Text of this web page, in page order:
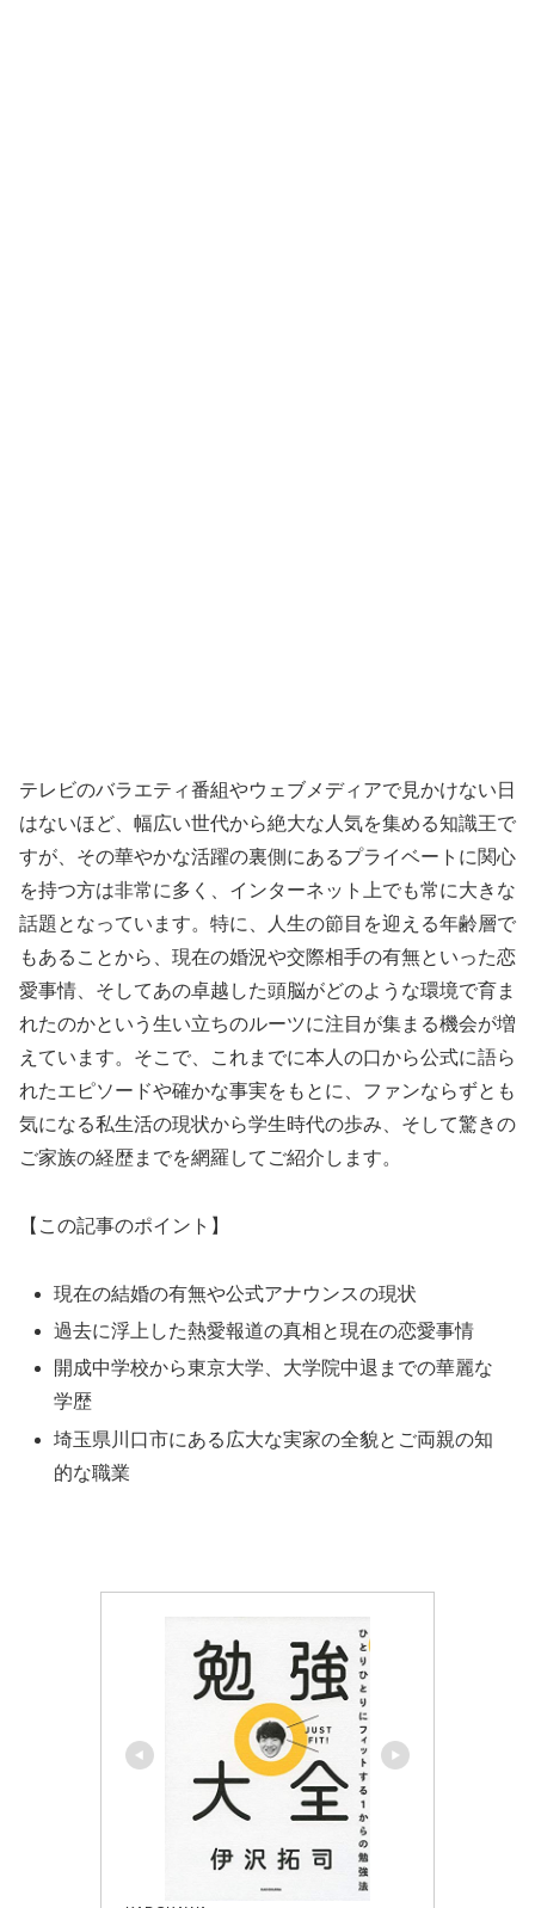
テレビのバラエティ番組やウェブメディアで見かけない日
はないほど、幅広い世代から絶大な人気を集める知識王で
すが、その華やかな活躍の裏側にあるプライベートに関心
を持つ方は非常に多く、インターネット上でも常に大きな
話題となっています。特に、人生の節目を迎える年齢層で
もあることから、現在の婚況や交際相手の有無といった恋
愛事情、そしてあの卓越した頭脳がどのような環境で育ま
れたのかという生い立ちのルーツに注目が集まる機会が増
えています。そこで、これまでに本人の口から公式に語ら
れたエピソードや確かな事実をもとに、ファンならずとも
気になる私生活の現状から学生時代の歩み、そして驚きの
ご家族の経歴までを網羅してご紹介します。
【この記事のポイント】
現在の結婚の有無や公式アナウンスの現状
過去に浮上した熱愛報道の真相と現在の恋愛事情
開成中学校から東京大学、大学院中退までの華麗な
学歴
埼玉県川口市にある広大な実家の全貌とご両親の知
的な職業